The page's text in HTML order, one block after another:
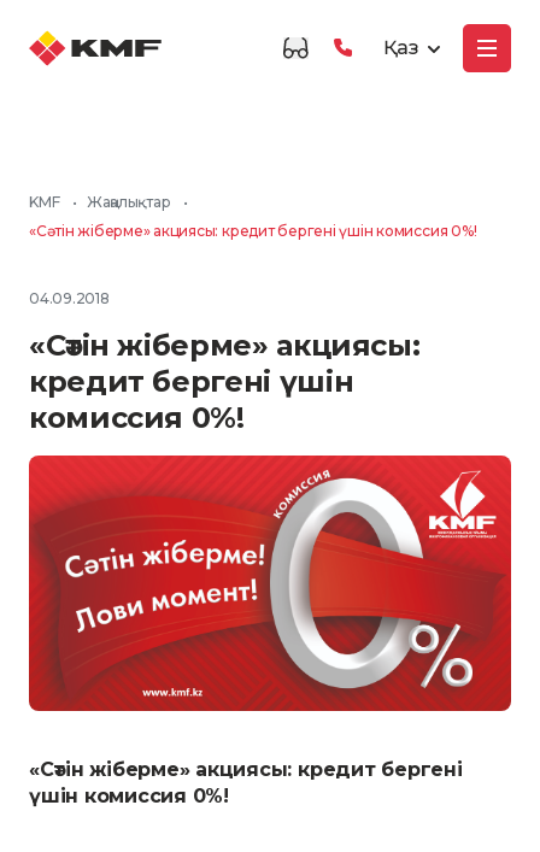
Қаз
KMF • Жаңалықтар
•
«Сәтін жіберме» акциясы: кредит бергені үшін комиссия 0%!
04.09.2018
«Сәтін жіберме» акциясы:
кредит бергені үшін
комиссия 0%!
«Сәтін жіберме» акциясы: кредит бергені
үшін комиссия 0%!